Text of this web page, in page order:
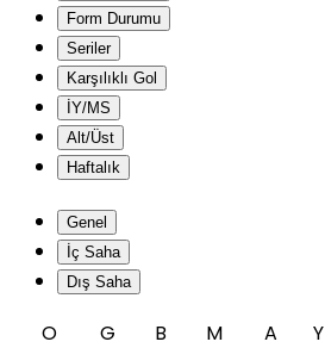
Form Durumu
Seriler
Karşılıklı Gol
İY/MS
Alt/Üst
Haftalık
Genel
İç Saha
Dış Saha
O G B M A Y